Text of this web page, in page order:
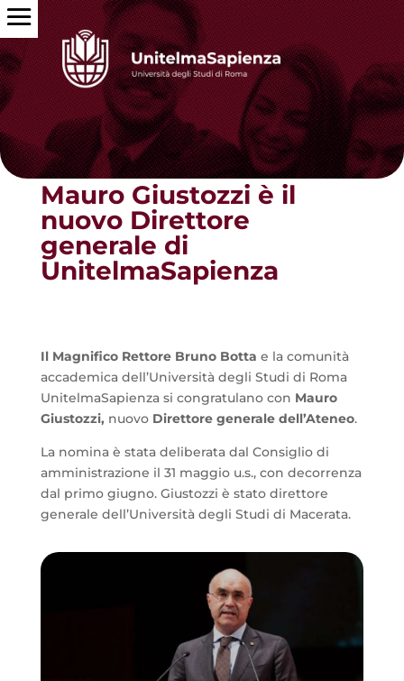
Torna alle news
Mauro Giustozzi è il
nuovo Direttore
generale di
UnitelmaSapienza
Il Magnifico Rettore Bruno Botta e la comunità
accademica dell’Università degli Studi di Roma
UnitelmaSapienza si congratulano con Mauro
Giustozzi, nuovo Direttore generale dell’Ateneo.
La nomina è stata deliberata dal Consiglio di
amministrazione il 31 maggio u.s., con decorrenza
dal primo giugno. Giustozzi è stato direttore
generale dell’Università degli Studi di Macerata.